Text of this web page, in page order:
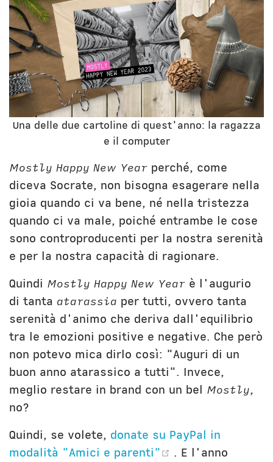
Una delle due cartoline di quest'anno: la ragazza
e il computer
Mostly Happy New Yearperché, come
diceva Socrate, non bisogna esagerare nella
gioia quando ci va bene, né nella tristezza
quando ci va male, poiché entrambe le cose
sono controproducenti per la nostra serenità
e per la nostra capacità di ragionare.
Quindi Mostly Happy New Yearè l'augurio
di tanta atarassia per tutti, ovvero tanta
serenità d'animo che deriva dall'equilibrio
tra le emozioni positive e negative. Che però
non potevo mica dirlo così: "Auguri di un
buon anno atarassico a tutti". Invece,
meglio restare in brand con un bel Mostly,
no?
Quindi, se volete, donate su PayPal in
modalità "Amici e parenti"
(opens new
. E l'anno